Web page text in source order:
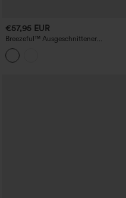
€57,95 EUR
Breezeful™ Ausgeschnittener
Schnelltrocknender Yoga-Einteiler mit
Taschen-Easy Peezy Edition